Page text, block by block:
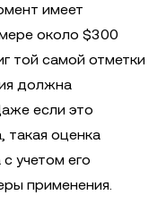
имеет
около $300
той самой отметки
должна
если это
такая оценка
учетом его
применения.